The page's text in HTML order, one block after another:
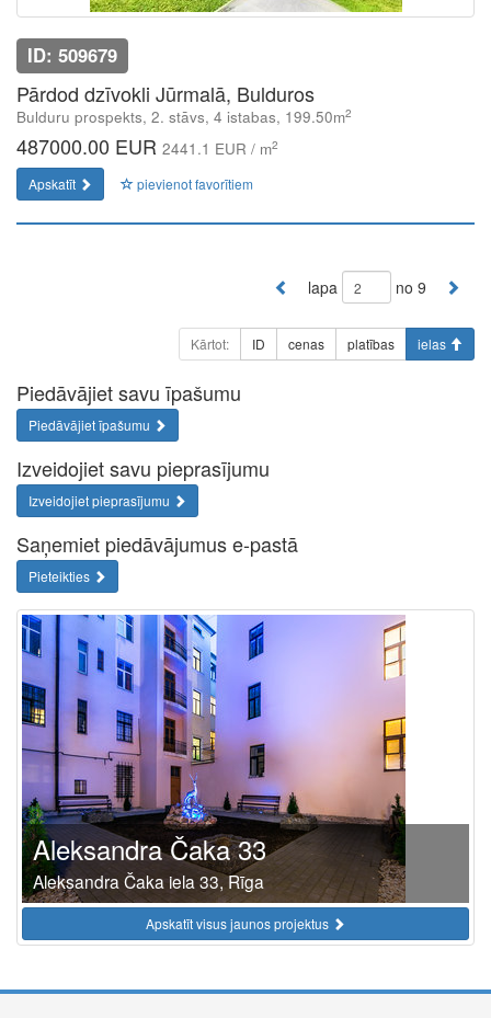
ID: 509679
Pārdod dzīvokli Jūrmalā, Bulduros
Bulduru prospekts, 2. stāvs, 4 istabas, 199.50m2
487000.00 EUR 2441.1 EUR / m2
Apskatīt pievienot favorītiem
lapa no 9
Kārtot: ID cenas platības ielas
Piedāvājiet savu īpašumu
Piedāvājiet īpašumu
Izveidojiet savu pieprasījumu
Izveidojiet pieprasījumu
Saņemiet piedāvājumus e-pastā
Pieteikties
Aleksandra Čaka 33
Aleksandra Čaka iela 33, Rīga
Apskatīt visus jaunos projektus